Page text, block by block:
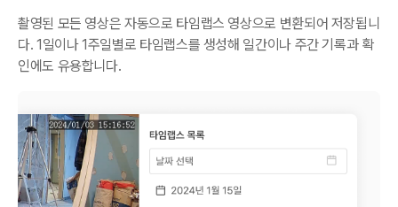
촬영된 모든 영상은 자동으로 타임랩스 영상으로 변환되어 저장됩니
다. 1일이나 1주일별로 타임랩스를 생성해 일간이나 주간 기록과 확
인에도 유용합니다.